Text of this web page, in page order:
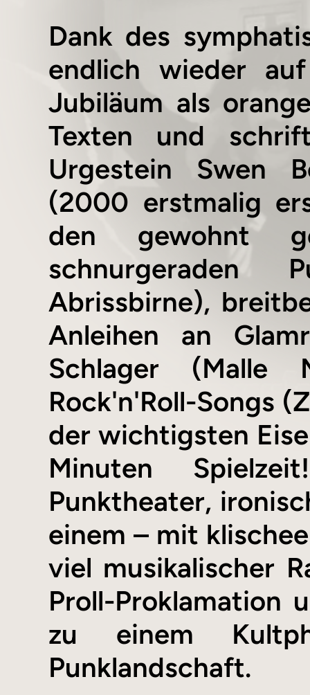
Dank des
endlich wieder
Jubiläum als
Texten und
Urgestein Swen
(2000 erstmalig
den gewohnt
schnurgeraden
Abrissbirne),
Anleihen an
Schlager (Malle
Rock'n'Roll-Songs
der wichtigsten
Minuten
Punktheater,
einem – mit
viel musikalischer
Proll-Proklamation
zu einem
Punklandschaft.